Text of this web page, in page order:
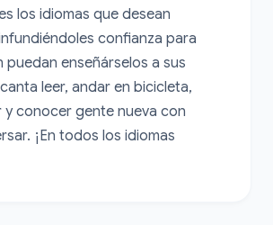
los idiomas que desean
confianza para
puedan enseñárselos a sus
leer, andar en bicicleta,
y conocer gente nueva con
¡En todos los idiomas